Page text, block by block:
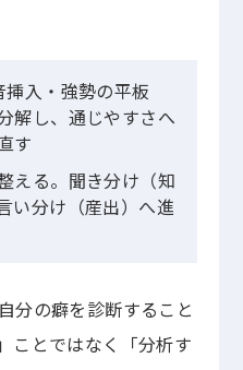
入・強勢の平板
解し、通じやすさへ
す
える。聞き分け（知
い分け（産出）へ進
分の癖を診断すること
ことではなく「分析す